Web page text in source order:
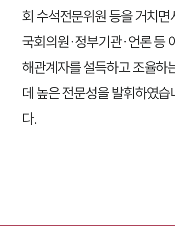
회 수석전문위원 등을 거치면
국회의원·정부기관·언론 등
해관계자를 설득하고 조율하
데 높은 전문성을 발휘하였습
다.